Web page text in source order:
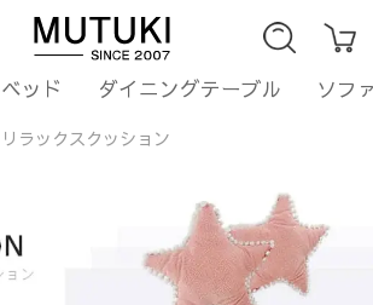
ッド ダイニングテーブル ソフ
リラックスクッション